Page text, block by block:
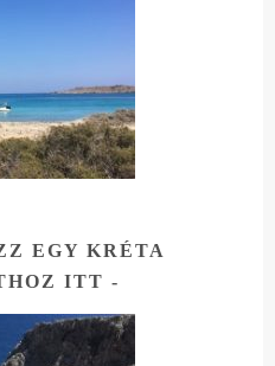
EGY KRÉTA
ITT